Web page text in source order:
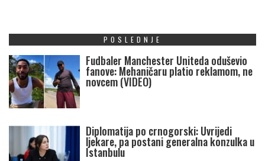
POSLEDNJE
Fudbaler Manchester Uniteda oduševio
fanove: Mehaničaru platio reklamom, ne
novcem (VIDEO)
Diplomatija po crnogorski: Uvrijedi
ljekare, pa postani generalna konzulka u
Istanbulu